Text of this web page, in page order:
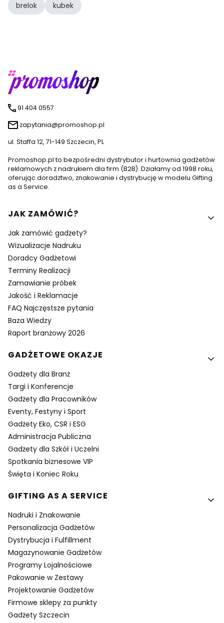
brelok kubek
91 404 0557
zapytania@promoshop.pl
ul. Staffa 12, 71-149 Szczecin, PL
Promoshop.pl to bezpośredni dystrybutor i hurtownia gadżetów
reklamowych z nadrukiem dla firm (B2B). Działamy od 1998 roku,
oferując doradztwo, znakowanie i dystrybucję w modelu Gifting
as a Service.
Linki w stopce
JAK ZAMÓWIĆ?
Jak zamówić gadżety?
Wizualizacje Nadruku
Doradcy Gadżetowi
Terminy Realizacji
Zamawianie próbek
Jakość i Reklamacje
FAQ Najczęstsze pytania
Baza Wiedzy
Raport branżowy 2026
GADŻETOWE OKAZJE
Gadżety dla Branż
Targi i Konferencje
Gadżety dla Pracowników
Eventy, Festyny i Sport
Gadżety Eko, CSR i ESG
Administracja Publiczna
Gadżety dla Szkół i Uczelni
Spotkania biznesowe VIP
Święta i Koniec Roku
GIFTING AS A SERVICE
Nadruki i Znakowanie
Personalizacja Gadżetów
Dystrybucja i Fulfillment
Magazynowanie Gadżetów
Programy Lojalnościowe
Pakowanie w Zestawy
Projektowanie Gadżetów
Firmowe sklepy za punkty
Gadżety Szczecin